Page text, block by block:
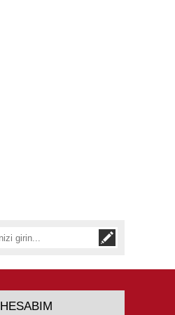
HESABIM